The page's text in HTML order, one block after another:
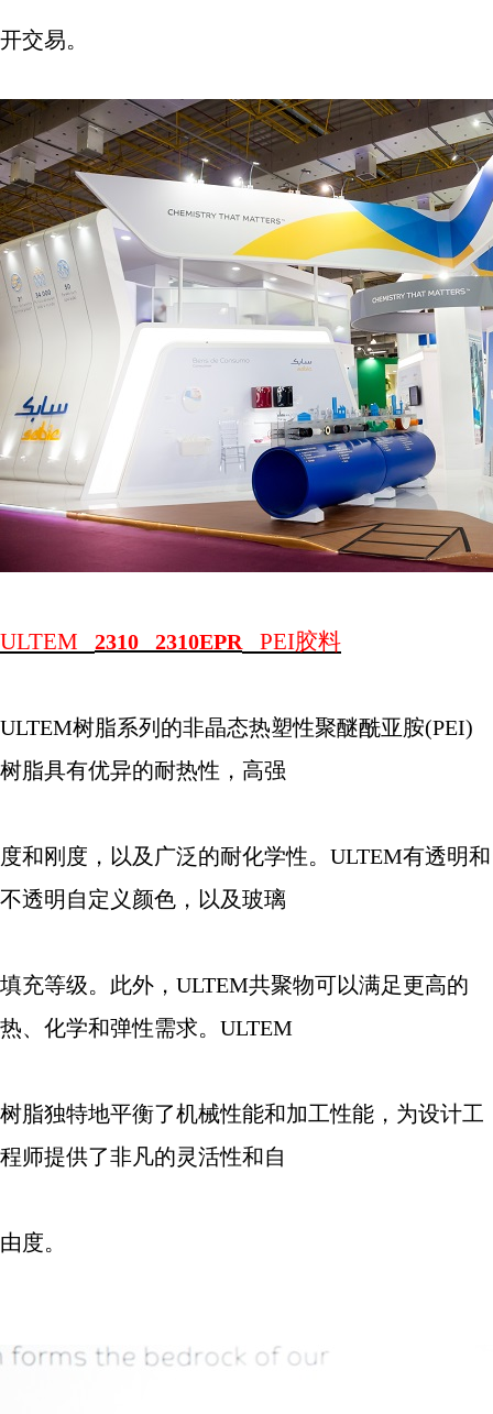
开交易。
ULTEM 2310 2310EPR PEI胶料
ULTEM树脂系列的非晶态热塑性聚醚酰亚胺(PEI)
树脂具有优异的耐热性，高强
度和刚度，以及广泛的耐化学性。 ULTEM有透明和
不透明自定义颜色，以及玻璃
填充等级。此外， ULTEM共聚物可以满足更高的
热、化学和弹性需求。 ULTEM
树脂独特地平衡了机械性能和加工性能，为设计工
程师提供了非凡的灵活性和自
由度。